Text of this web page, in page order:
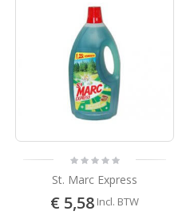
St. Marc Express
€ 5,58 Incl. BTW